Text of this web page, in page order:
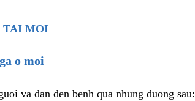
TAI MOI
o moi
va dan den benh qua nhung duong sau: